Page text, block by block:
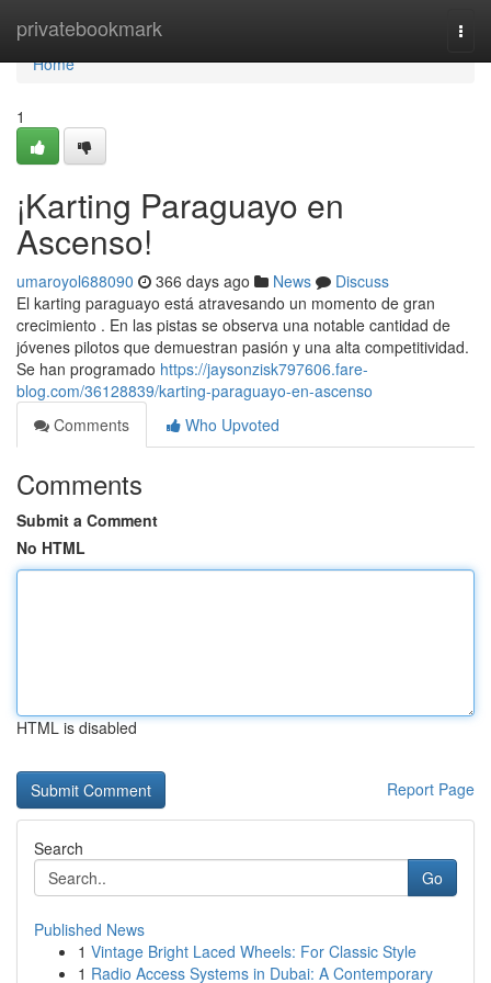
privatebookmark
Home
Home
1
¡Karting Paraguayo en
Ascenso!
umaroyol688090 366 days ago News
Discuss
El karting paraguayo está atravesando un momento de gran
crecimiento . En las pistas se observa una notable cantidad de
jóvenes pilotos que demuestran pasión y una alta competitividad.
Se han programado https://jaysonzisk797606.fare-
blog.com/36128839/karting-paraguayo-en-ascenso
Comments
Who Upvoted
Comments
Submit a Comment
No HTML
HTML is disabled
Report Page
Search
Go
Published News
1 Vintage Bright Laced Wheels: For Classic Style
1 Radio Access Systems in Dubai: A Contemporary